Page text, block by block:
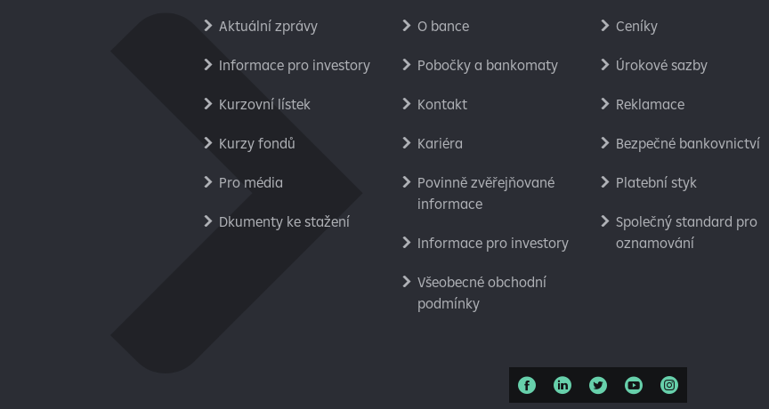
Aktuální zprávy
Informace pro investory
Kurzovní lístek
Kurzy fondů
Pro média
Dkumenty ke stažení
O bance
Pobočky a bankomaty
Kontakt
Kariéra
Povinně zvěřejňované
informace
Informace pro investory
Všeobecné obchodní
podmínky
Ceníky
Úrokové sazby
Reklamace
Bezpečné bankovnictví
Platební styk
Společný standard pro
oznamování